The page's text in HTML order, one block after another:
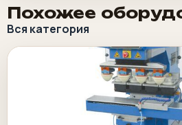
Похожее
Вся категория